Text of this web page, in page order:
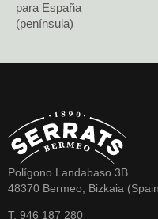
para España
(península)
Polígono Landabaso 3B
48370 Bermeo, Bizkaia
T. 946 187 280